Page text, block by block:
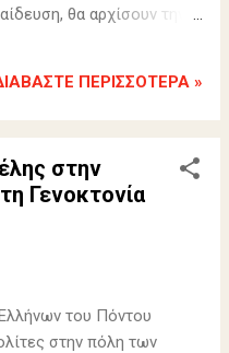
θα αρχίσουν την
και αφορούν τους
του Δήμου μας είναι
ΠΕΡΙΣΣΌΤΕΡΑ »
στην
Γενοκτονία
του Πόντου
στην πόλη των